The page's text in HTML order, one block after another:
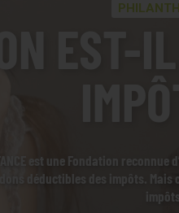
EST-
est une Fondation
déductibles des impôts.